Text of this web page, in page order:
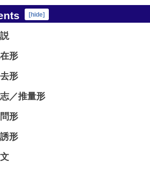
[hide]
形
形
／推量形
形
形